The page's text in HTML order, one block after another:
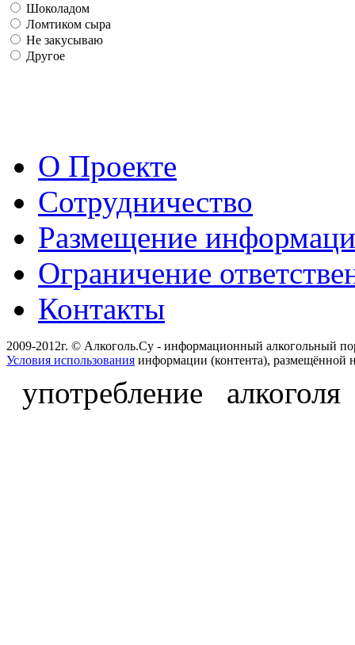
Шоколадом
Ломтиком сыра
Не закусываю
Другое
О Проекте
Сотрудничество
Размещение
Ограничение
Контакты
2009-2012г. © Алкоголь.Су - информационный алкогольный
Условия использования информации (контента), размещённой
употребление